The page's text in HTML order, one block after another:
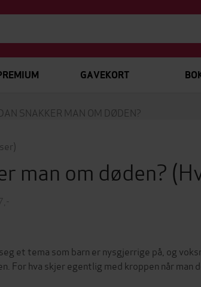
GAVEKORT
SNAKKER MAN OM DØDEN?
man om døden?
et tema som barn er nysgjerrige på, og
For hva skjer egentlig med kroppen når man